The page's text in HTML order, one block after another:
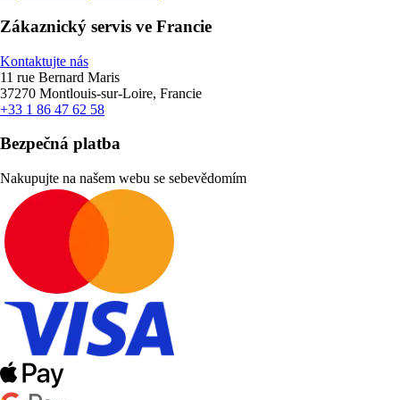
Zákaznický servis ve Francie
Kontaktujte nás
11 rue Bernard Maris
37270 Montlouis-sur-Loire, Francie
+33 1 86 47 62 58
Bezpečná platba
Nakupujte na našem webu se sebevědomím